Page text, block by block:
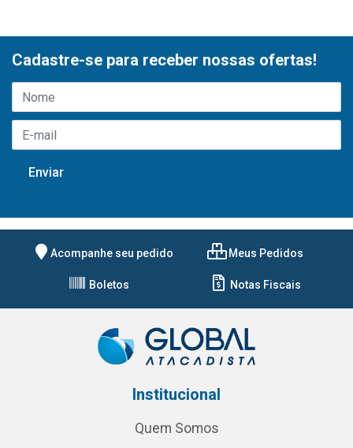
Cadastre-se para receber nossas ofertas!
Acompanhe seu pedido Meus Pedidos
Boletos Notas Fiscais
Institucional
Quem Somos